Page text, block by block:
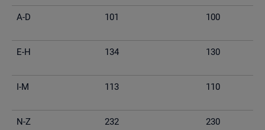
A-D 101 100
E-H 134 130
I-M 113 110
N-Z 232 230